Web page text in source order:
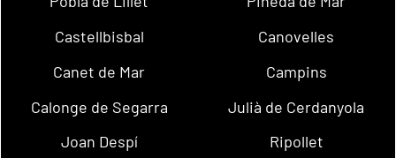
Castellbisbal
Canovelles
Canet de Mar
Campins
Calonge de Segarra
Julià de Cerdanyola
Joan Despí
Ripollet